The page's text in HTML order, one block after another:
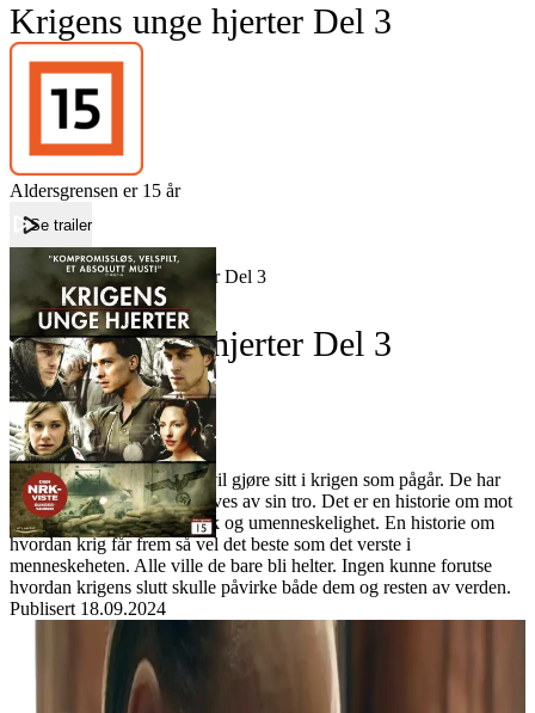
Krigens unge hjerter Del 3
Aldersgrensen er 15 år
Se trailer
Forside Krigens unge hjerter Del 3
Krigens unge hjerter Del 3
Forfatter:
Leverandør:
Norgesfilm AS
Lisens:
Berlin, 1941. Fem venner vil gjøre sitt i krigen som pågår. De har
ulik bakgrunn, men alle drives av sin tro. Det er en historie om mot
og heder, men også om svik og umenneskelighet. En historie om
hvordan krig får frem så vel det beste som det verste i
menneskeheten. Alle ville de bare bli helter. Ingen kunne forutse
hvordan krigens slutt skulle påvirke både dem og resten av verden.
Publisert 18.09.2024